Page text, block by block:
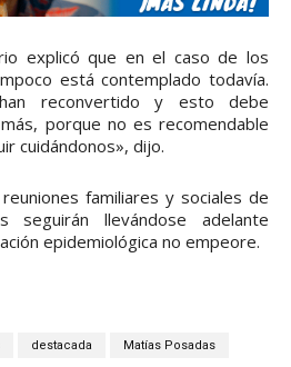
explicó que en el caso de los
está contemplado todavía.
reconvertido y esto debe
porque no es recomendable
cuidándonos», dijo.
familiares y sociales de
seguirán llevándose adelante
epidemiológica no empeore.
destacada Matías Posadas